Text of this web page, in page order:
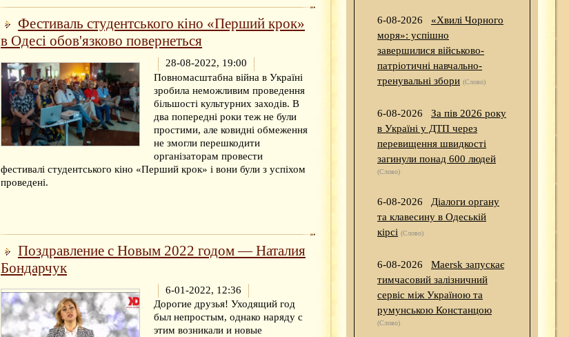
Фестиваль студентського кіно «Перший крок»
в Одесі обов'язково повернеться
28-08-2022, 19:00
Повномасштабна війна в Україні
зробила неможливим проведення
більшості культурних заходів. В
два попередні роки теж не були
простими, але ковидні обмеження
не змогли перешкодити
організаторам провести
фестивалі студентського кіно «Перший крок» і вони були з успіхом
проведені.
Поздравление с Новым 2022 годом — Наталия
Бондарчук
6-01-2022, 12:36
Дорогие друзья! Уходящий год
был непростым, однако наряду с
этим возникали и новые
6-08-2026
«Хвилі Чорного
моря»: успішно
завершилися військово-
патріотичні навчально-
тренувальні збори (Слово)
6-08-2026
За пів 2026 року
в Україні у ДТП через
перевищення швидкості
загинули понад 600 людей
(Слово)
6-08-2026
Діалоги органу
та клавесину в Одеській
кірсі (Слово)
6-08-2026
Maersk запускає
тимчасовий залізничний
сервіс між Україною та
румунською Констанцою
(Слово)